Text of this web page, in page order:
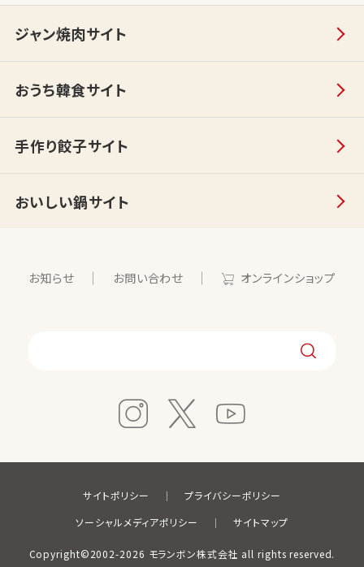
ジャン焼肉サイト
おうち韓食サイト
手作り餃子サイト
おいしい鍋サイト
お知らせ お問い合わせ オンラインショップ
Copyright©2002-2026 モランボン株式会社 all rights reserved.
サイトポリシー
プライバシーポリシー
ソーシャルメディアポリシー
サイトマップ